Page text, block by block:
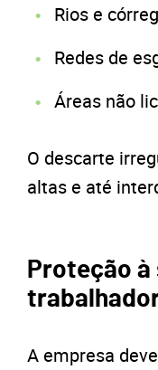
Rios e
Redes de
Áreas não
O descarte
altas e até
Proteção à
A empresa